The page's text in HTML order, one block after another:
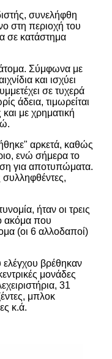
συνελήφθη
στη περιοχή του
σε κατάστημα
Σύμφωνα με
και ισχύει
σε τυχερά
άδεια, τιμωρείται
με χρηματική
αρκετά, καθώς
ενώ σήμερα το
για αποτυπώματα.
συλληφθέντες,
ήταν οι τρεις
ακόμα που
(οι 6 αλλοδαποί)
ελέγχου βρέθηκαν
μονάδες
31
μπλοκ
κ.ά.